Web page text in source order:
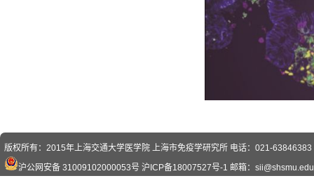
版权所有：2015年上海交通大学医学院 上海市免疫学研究所 电话：021-
沪公网安备 31009102000053号 沪ICP备18007527号-1 邮箱：